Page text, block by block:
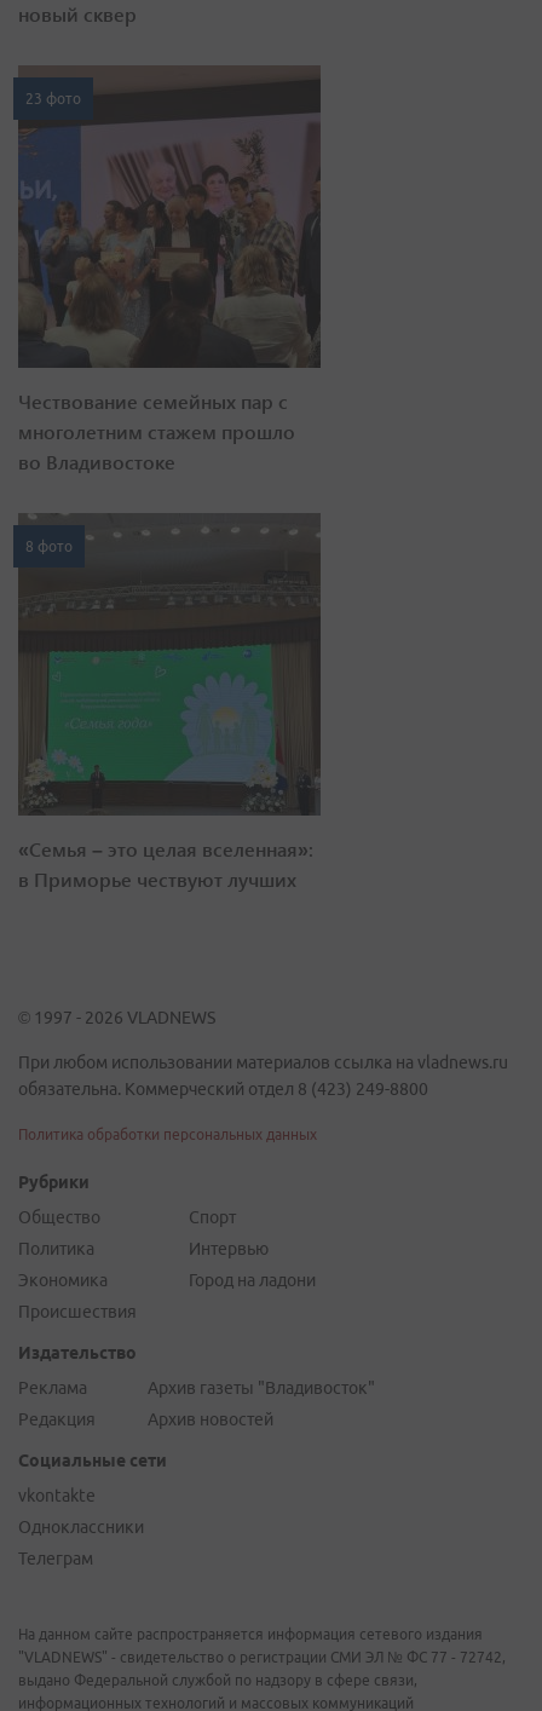
новый сквер
23 фото
Чествование семейных пар с
многолетним стажем прошло
во Владивостоке
8 фото
«Семья – это целая вселенная»:
в Приморье чествуют лучших
© 1997 - 2026 VLADNEWS
При любом использовании материалов ссылка на vladnews.ru
обязательна. Коммерческий отдел 8 (423) 249-8800
Политика обработки персональных данных
Рубрики
Общество
Политика
Экономика
Происшествия
Спорт
Интервью
Город на ладони
Издательство
Реклама
Редакция
Архив газеты "Владивосток"
Архив новостей
Социальные сети
vkontakte
Одноклассники
Телеграм
На данном сайте распространяется информация сетевого издания
"VLADNEWS" - свидетельство о регистрации СМИ ЭЛ № ФС 77 - 72742,
выдано Федеральной службой по надзору в сфере связи,
информационных технологий и массовых коммуникаций